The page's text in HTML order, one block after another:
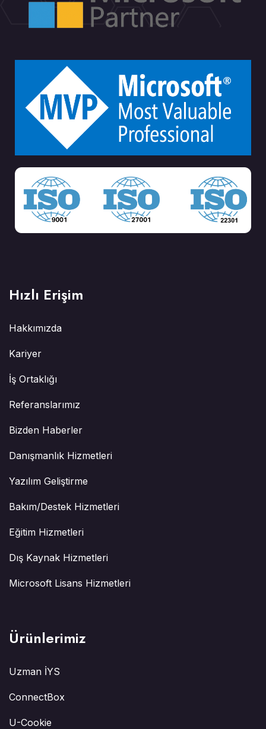
Hızlı Erişim
Hakkımızda
Kariyer
İş Ortaklığı
Referanslarımız
Bizden Haberler
Danışmanlık Hizmetleri
Yazılım Geliştirme
Bakım/Destek Hizmetleri
Eğitim Hizmetleri
Dış Kaynak Hizmetleri
Microsoft Lisans Hizmetleri
Ürünlerimiz
Uzman İYS
ConnectBox
U-Cookie